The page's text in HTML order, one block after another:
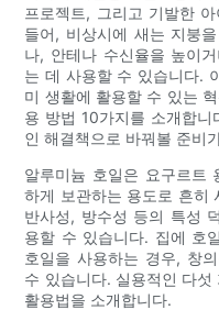
프로젝트, 그리고 기발한
들어, 비상시에 새는 지붕
나, 안테나 수신율을 높이
는 데 사용할 수 있습니다.
미 생활에 활용할 수 있는
용 방법 10가지를 소개합니
인 해결책으로 바꿔볼 준비
알루미늄 호일은 요구르트
하게 보관하는 용도로 흔히
반사성, 방수성 등의 특성
용할 수 있습니다. 집에 호
호일을 사용하는 경우, 창
수 있습니다. 실용적인 다
활용법을 소개합니다.